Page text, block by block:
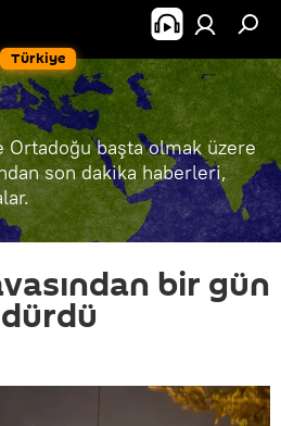
Türkiye
Ortadoğu başta olmak üzere
son dakika haberleri,
bir gün